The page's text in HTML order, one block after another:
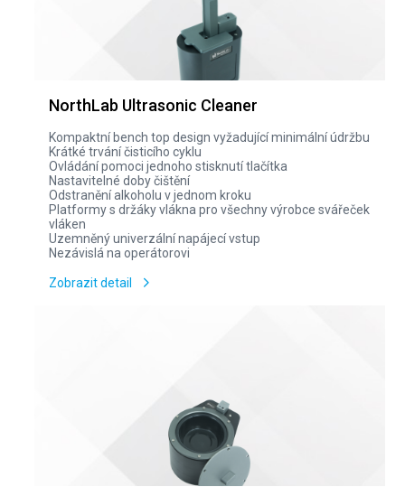
NorthLab Ultrasonic Cleaner
Kompaktní bench top design vyžadující minimální údržbu
Krátké trvání čisticího cyklu
Ovládání pomoci jednoho stisknutí tlačítka
Nastavitelné doby čištění
Odstranění alkoholu v jednom kroku
Platformy s držáky vlákna pro všechny výrobce svářeček
vláken
Uzemněný univerzální napájecí vstup
Nezávislá na operátorovi
Zobrazit detail